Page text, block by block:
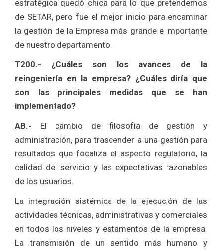
estratégica quedó chica para lo que pretendemos
de SETAR, pero fue el mejor inicio para encaminar
la gestión de la Empresa más grande e importante
de nuestro departamento.
T200.- ¿Cuáles son los avances de la
reingeniería en la empresa? ¿Cuáles diría que
son las principales medidas que se han
implementado?
AB.- El cambio de filosofía de gestión y
administración, para trascender a una gestión para
resultados que focaliza el aspecto regulatorio, la
calidad del servicio y las expectativas razonables
de los usuarios.
La integración sistémica de la ejecución de las
actividades técnicas, administrativas y comerciales
en todos los niveles y estamentos de la empresa.
La transmisión de un sentido más humano y